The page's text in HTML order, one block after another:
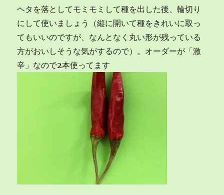
ヘタを落としてモミモミして種を出した後、輪切り
にして使いましょう（縦に開いて種をきれいに取っ
てもいいのですが、なんとなく丸い形が残っている
方がおいしそうな気がするので）。オーダーが「激
辛」なので2本使ってます